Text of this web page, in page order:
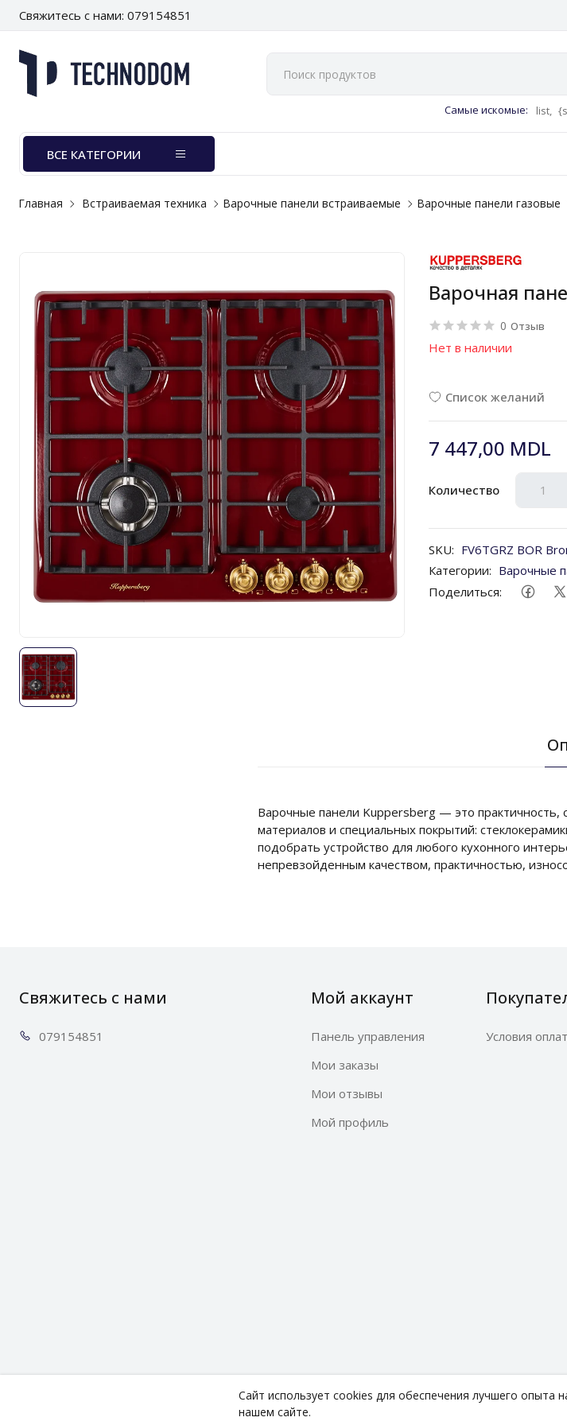
Свяжитесь с нами: 079154851
Самые искомые: list,
ВСЕ КАТЕГОРИИ
Главная Встраиваемая техника Варочные панели встраиваемые Варочные панели газовые
Варочная
0 Отзыв
Нет в наличии
Список желаний
7 447,00 MDL
Количество
SKU: FV6TGRZ BOR
Категории: Варочные
Поделиться:
Варочные панели Kuppersberg — это практичность,
материалов и специальных покрытий:
подобрать устройство для любого кухонного
непревзойденным качеством, практичностью,
Свяжитесь с нами
0791 54851
Мой аккаунт
Панель управления
Мои заказы
Мои отзывы
Мой профиль
2026. All rights reserved.
Сайт использует cookies для обеспечения лучшего опыта
нашем сайте.